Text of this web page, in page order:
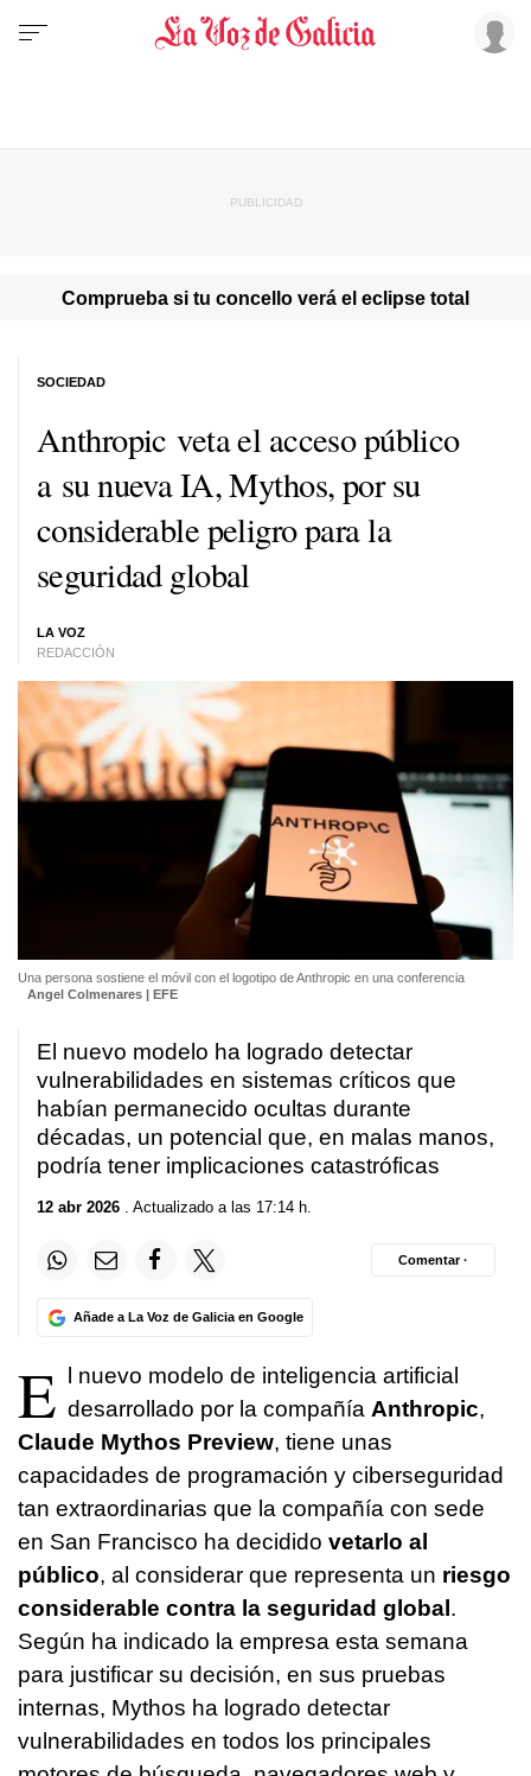
Comprueba si tu concello verá el eclipse total
Anthropic veta el acceso público
a su nueva IA, Mythos, por su
considerable peligro para la
seguridad global
LA VOZ
REDACCIÓN
SOCIEDAD
Una persona sostiene el móvil con el logotipo de Anthropic en una conferencia
Angel Colmenares | EFE
El nuevo modelo ha logrado detectar
vulnerabilidades en sistemas críticos que
habían permanecido ocultas durante
décadas, un potencial que, en malas manos,
podría tener implicaciones catastróficas
12 abr 2026 . Actualizado a las 17:14 h.
Añade a La Voz de Galicia en Google
Comentar ·
E
l nuevo modelo de inteligencia artificial
desarrollado por la compañía Anthropic,
Claude Mythos Preview, tiene unas
capacidades de programación y ciberseguridad
tan extraordinarias que la compañía con sede
en San Francisco ha decidido vetarlo al
público, al considerar que representa un riesgo
considerable contra la seguridad global .
Según ha indicado la empresa esta semana
para justificar su decisión, en sus pruebas
internas, Mythos ha logrado detectar
vulnerabilidades en todos los principales